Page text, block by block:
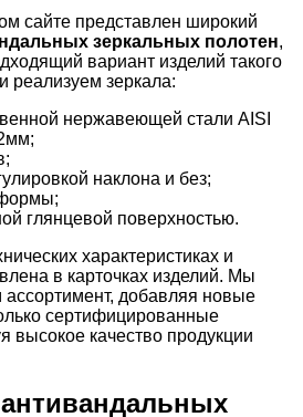
сайте представлен широкий
зеркальных полотен,
вариант изделий такого
реализуем зеркала:
нержавеющей стали AISI
наклона и без;
глянцевой поверхностью.
характеристиках и
в карточках изделий. Мы
добавляя новые
сертифицированные
высокое качество продукции